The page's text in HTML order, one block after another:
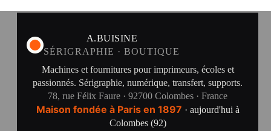
A.BUISINE
SÉRIGRAPHIE · BOUTIQUE
Machines et fournitures pour imprimeurs, écoles et
passionnés. Sérigraphie, numérique, transfert, supports.
78, rue Félix Faure · 92700 Colombes · France
Maison fondée à Paris en 1897 · aujourd'hui à
Colombes (92)